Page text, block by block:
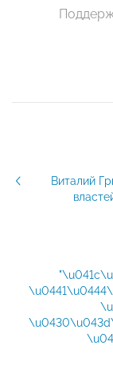
Виталий